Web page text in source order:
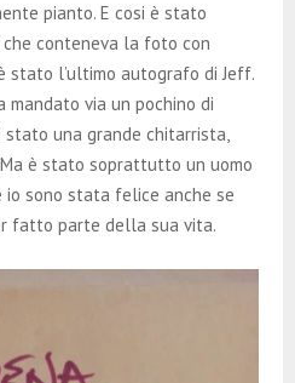
pianto. E cosi è stato
conteneva la foto con
stato l’ultimo autografo di Jeff.
via un pochino di
una grande chitarrista,
è stato soprattutto un uomo
io sono stata felice anche se
fatto parte della sua vita.